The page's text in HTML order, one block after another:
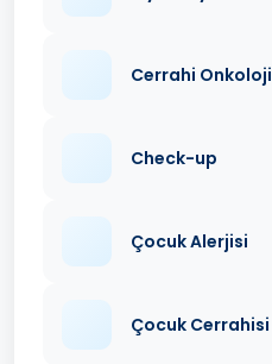
Cerrahi Onkoloji
Check-up
Çocuk Alerjisi
Çocuk Cerrahisi